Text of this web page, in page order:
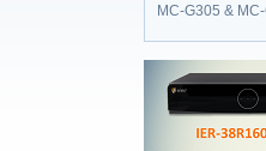
MC-G305 &